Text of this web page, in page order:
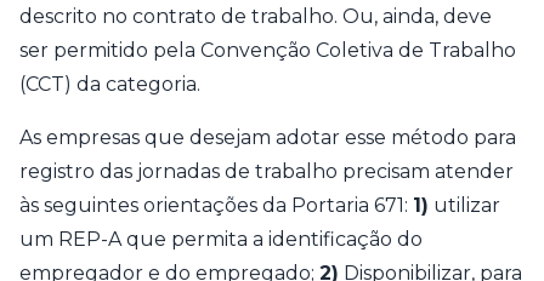
descrito no contrato de trabalho. Ou, ainda, deve
ser permitido pela Convenção Coletiva de Trabalho
(CCT) da categoria.
As empresas que desejam adotar esse método para
registro das jornadas de trabalho precisam atender
às seguintes orientações da Portaria 671: 1) utilizar
um REP-A que permita a identificação do
empregador e do empregado; 2) Disponibilizar, para